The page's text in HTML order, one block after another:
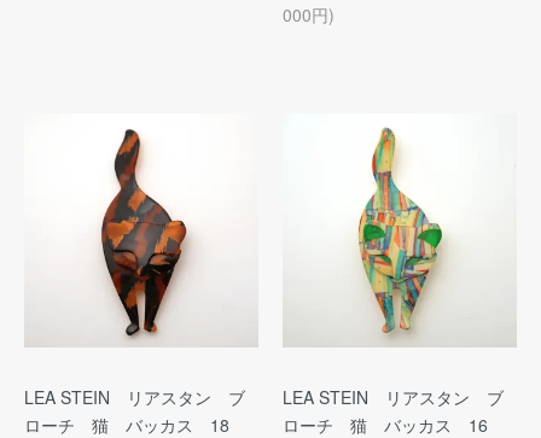
000円)
LEA STEIN リアスタン ブ
ローチ 猫 バッカス 18
LEA STEIN リアスタン ブ
ローチ 猫 バッカス 16